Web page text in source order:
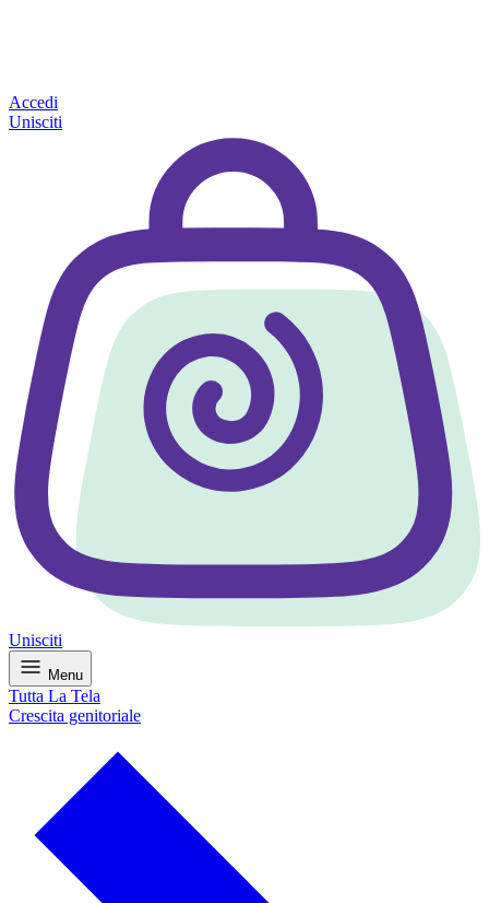
Accedi
Unisciti
Unisciti
Menu
Tutta La Tela
Crescita genitoriale